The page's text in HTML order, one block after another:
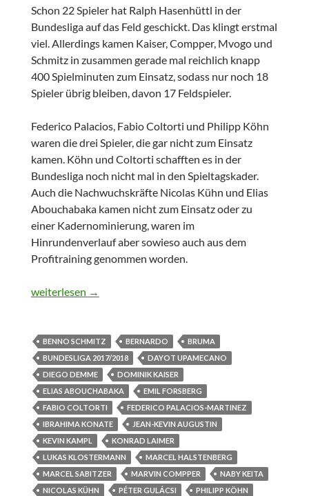
Schon 22 Spieler hat Ralph Hasenhüttl in der
Bundesliga auf das Feld geschickt. Das klingt erstmal
viel. Allerdings kamen Kaiser, Compper, Mvogo und
Schmitz in zusammen gerade mal reichlich knapp
400 Spielminuten zum Einsatz, sodass nur noch 18
Spieler übrig bleiben, davon 17 Feldspieler.
Federico Palacios, Fabio Coltorti und Philipp Köhn
waren die drei Spieler, die gar nicht zum Einsatz
kamen. Köhn und Coltorti schafften es in der
Bundesliga noch nicht mal in den Spieltagskader.
Auch die Nachwuchskräfte Nicolas Kühn und Elias
Abouchabaka kamen nicht zum Einsatz oder zu
einer Kadernominierung, waren im
Hinrundenverlauf aber sowieso auch aus dem
Profitraining genommen worden.
Individuelle Zahlenrundumleuchte RB Leipzig 2017 – Teil 1
weiterlesen →
BENNO SCHMITZ BERNARDO
BRUMA
BUNDESLIGA 2017/2018
DAYOT UPAMECANO
DIEGO DEMME
DOMINIK KAISER
ELIAS ABOUCHABAKA
EMIL FORSBERG
FABIO COLTORTI
FEDERICO PALACIOS-MARTINEZ
IBRAHIMA KONATE
JEAN-KEVIN AUGUSTIN
KEVIN KAMPL
KONRAD LAIMER
LUKAS KLOSTERMANN
MARCEL HALSTENBERG
MARCEL SABITZER
MARVIN COMPPER
NABY KEITA
NICOLAS KÜHN
PÉTER GULÁCSI
PHILIPP KÖHN